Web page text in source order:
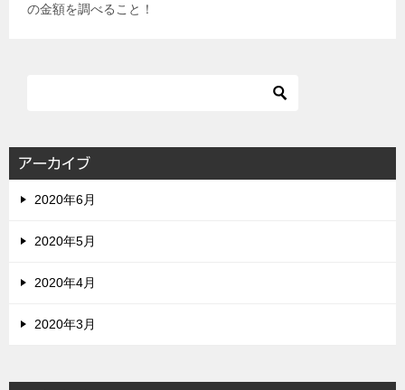
の金額を調べること！
アーカイブ
2020年6月
2020年5月
2020年4月
2020年3月